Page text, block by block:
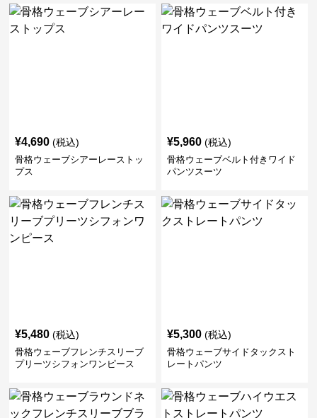
¥4,690 (税込)
骨格ウェーブシアーレーストッ
プス
¥5,960 (税込)
骨格ウェーブベルト付きワイド
パンツスーツ
¥5,480 (税込)
骨格ウェーブフレンチスリーブ
プリーツシフォンワンピース
¥5,300 (税込)
骨格ウェーブサイドタックスト
レートパンツ